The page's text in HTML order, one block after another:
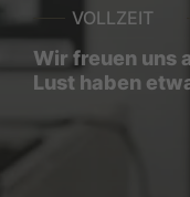
VOLLZEIT
Wir freuen uns
Lust haben